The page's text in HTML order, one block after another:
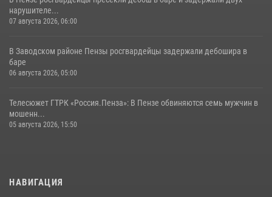
нарушителе...
07 августа 2026, 06:00
В Заводском районе Пензы росгвардейцы задержали дебошира в
баре
06 августа 2026, 05:00
Телесюжет ГТРК «Россия.Пенза»: В Пензе обвиняются семь мужчин в
мошенн...
05 августа 2026, 15:50
НАВИГАЦИЯ